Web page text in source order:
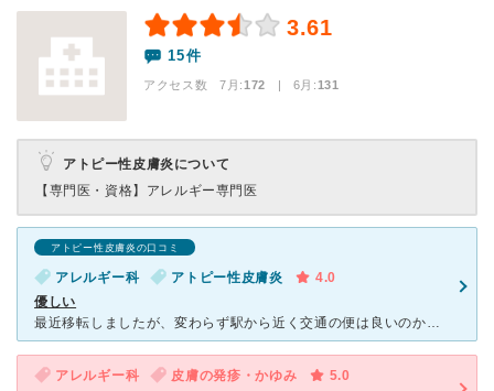
3.61
15件
アクセス数 7月:172 | 6月:131
アトピー性皮膚炎について
【専門医・資格】 アレルギー専門医
アトピー性皮膚炎の口コミ
アレルギー科 アトピー性皮膚炎
4.0
優しい
最近移転しましたが、変わらず駅から近く交通の便は良いのかなと思います。女の先生がやっておられ、優しい雰囲気の先生ですので子供が怖がることはないですし、看護師さんも基本的には優しそうな方か多いです。風邪
アレルギー科 皮膚の発疹・かゆみ
5.0